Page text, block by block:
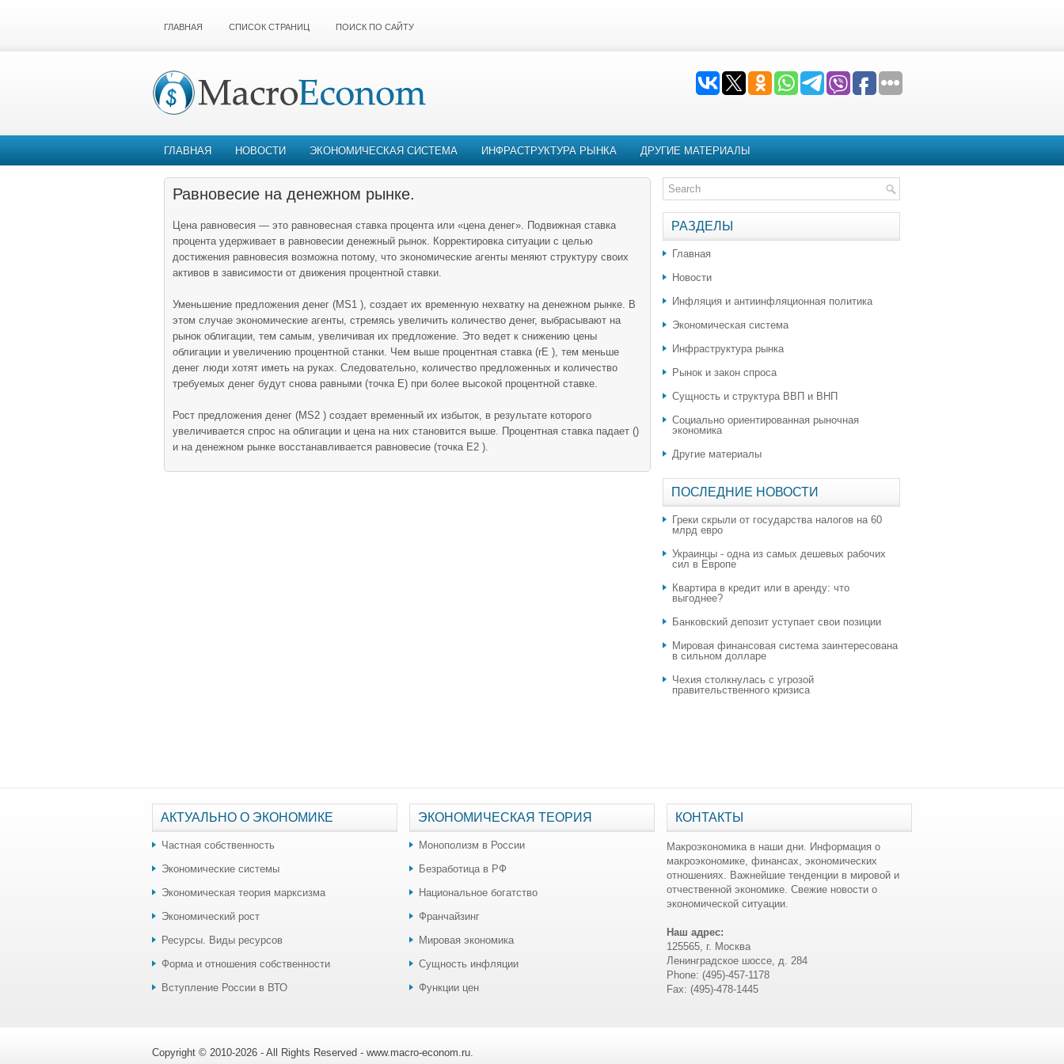
ГЛАВНАЯ СПИСОК СТРАНИЦ ПОИСК ПО САЙТУ
ГЛАВНАЯ НОВОСТИ ЭКОНОМИЧЕСКАЯ СИСТЕМА ИНФРАСТРУКТУРА РЫНКА ДРУГИЕ МАТЕРИАЛЫ
Равновесие на денежном рынке.
Цена равновесия — это равновесная ставка процента или «цена денег». Подвижная ставка
процента удерживает в равновесии денежный рынок. Корректировка ситуации с целью
достижения равновесия возможна потому, что экономические агенты меняют структуру своих
активов в зависимости oт движения процентной ставки.
Уменьшение предложения денег (MS1 ), создает их временную нехватку на денежном рынке. В
этом случае экономические агенты, стремясь увеличить количество денег, выбрасывают на
рынок облигации, тем самым, увеличивая их предложение. Это ведет к снижению цены
облигации и увеличению процентной станки. Чем выше процентная ставка (rE ), тем меньше
денег люди хотят иметь на руках. Следовательно, количество предложенных и количество
требуемых денег будут снова равными (точка Е) при более высокой процентной ставке.
Рост предложения денег (MS2 ) создает временный их избыток, в результате которого
увеличивается спрос на облигации и цена на них становится выше. Процентная ставка падает ()
и на денежном рынке восстанавливается равновесие (точка E2 ).
РАЗДЕЛЫ
Главная
Новости
Инфляция и антиинфляционная политика
Экономическая система
Инфраструктура рынка
Рынок и закон спроса
Сущность и структура ВВП и ВНП
Социально ориентированная рыночная
экономика
Другие материалы
ПОСЛЕДНИЕ НОВОСТИ
Греки скрыли от государства налогов на 60
млрд евро
Украинцы - одна из самых дешевых рабочих
сил в Европе
Квартира в кредит или в аренду: что
выгоднее?
​Банковский депозит уступает свои позиции
Мировая финансовая система заинтересована
в сильном долларе
Чехия столкнулась с угрозой
правительственного кризиса
АКТУАЛЬНО О ЭКОНОМИКЕ
Частная собственность
Экономические системы
Экономическая теория марксизма
Экономический рост
Ресурсы. Виды ресурсов
Форма и отношения собственности
Вступление России в ВТО
ЭКОНОМИЧЕСКАЯ ТЕОРИЯ
Монополизм в России
Безработица в РФ
Национальное богатство
Франчайзинг
Мировая экономика
Сущность инфляции
Функции цен
КОНТАКТЫ
Макроэкономика в наши дни. Информация о
макроэкономике, финансах, экономических
отношениях. Важнейшие тенденции в мировой и
отчественной экономике. Свежие новости о
экономической ситуации.
Наш адрес:
125565, г. Москва
Ленинградское шоссе, д. 284
Phone: (495)-457-1178
Fax: (495)-478-1445
Copyright © 2010-2026 - All Rights Reserved - www.macro-econom.ru.